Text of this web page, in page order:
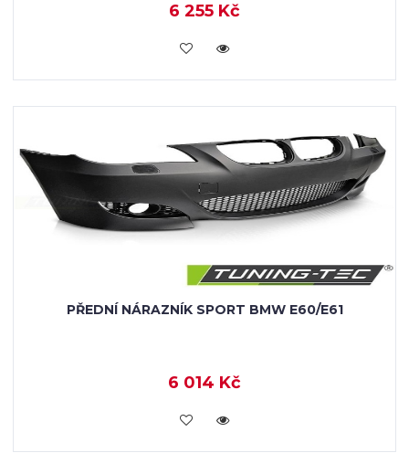
6 255 Kč
KOUPIT
PŘEDNÍ NÁRAZNÍK SPORT BMW E60/E61
6 014 Kč
KOUPIT